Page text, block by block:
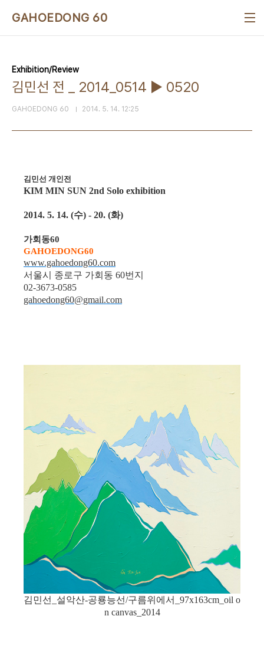
GAHOEDONG 60
Exhibition/Review
김민선 전 _ 2014_0514 ▶ 0520
GAHOEDONG 60 2014. 5. 14. 12:25
김민선 개인전
KIM MIN SUN 2nd Solo exhibition
2014. 5. 14. (수) - 20. (화)
가회동60
GAHOEDONG60
www.gahoedong60.com
서울시 종로구 가회동 60번지
02-3673-0585
gahoedong60@gmail.com
김민선_설악산-공룡능선/구름위에서_97x163cm_oil o
n canvas_2014